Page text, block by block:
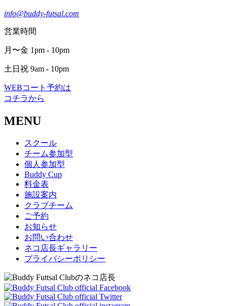
info@buddy-futsal.com
営業時間
月〜金 1pm - 10pm
土日祝 9am - 10pm
WEBコート予約は
コチラから
MENU
スクール
チーム参加型
個人参加型
Buddy Cup
料金表
施設案内
クラブチーム
ご予約
お知らせ
お問い合わせ
ネコ店長ギャラリー
プライバシーポリシー